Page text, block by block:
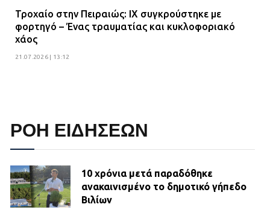
Τροχαίο στην Πειραιώς: ΙΧ συγκρούστηκε με
φορτηγό – Ένας τραυματίας και κυκλοφοριακό
χάος
21.07.2026 | 13:12
ΡΟΗ ΕΙΔΗΣΕΩΝ
10 χρόνια μετά παραδόθηκε
ανακαινισμένο το δημοτικό γήπεδο
Βιλίων